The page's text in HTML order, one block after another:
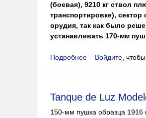
(боевая), 9210 кг ствол
транспортировке),
орудия, так как было
устанавливать 170-мм
Подробнее о Tanque de
Войдите ,
Tanque de Luz
150-мм пушка образца 1916